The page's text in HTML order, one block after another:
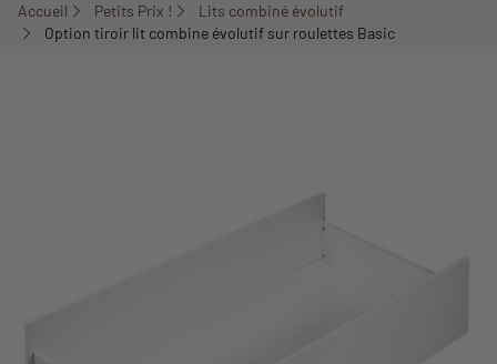
Accueil Petits Prix !
Lits combiné évolutif
Option tiroir lit combine évolutif sur roulettes Basic